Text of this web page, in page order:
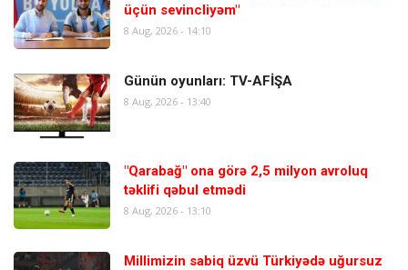
üçün sevincliyəm"
8 Aug, 2026 - 14:10
Günün oyunları: TV-AFİŞA
8 Aug, 2026 - 13:40
"Qarabağ" ona görə 2,5 milyon avroluq
təklifi qəbul etmədi
8 Aug, 2026 - 13:10
Millimizin sabiq üzvü Türkiyədə uğursuz